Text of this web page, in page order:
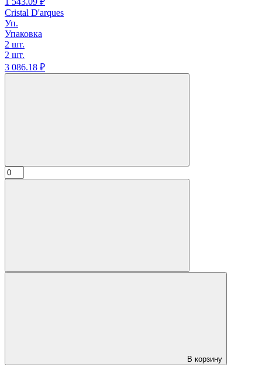
Cristal D'arques
Уп.
Упаковка
2 шт.
2 шт.
3 086.18 ₽
В корзину